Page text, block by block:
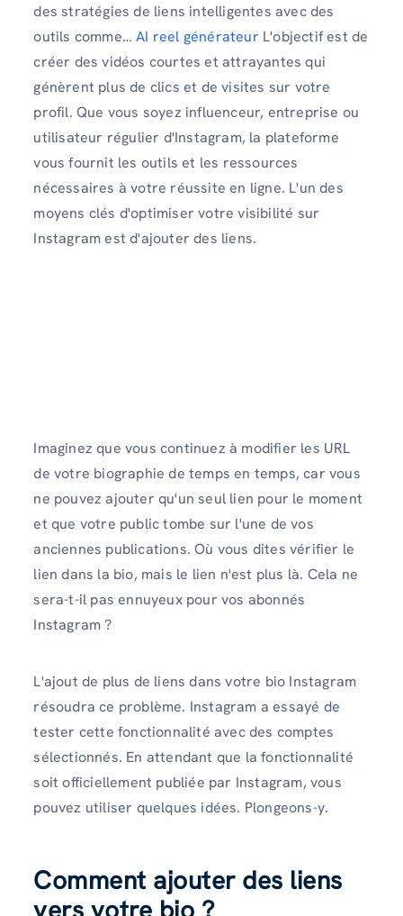
des stratégies de liens intelligentes avec des
outils comme…AI reel générateur L'objectif est de
créer des vidéos courtes et attrayantes qui
génèrent plus de clics et de visites sur votre
profil. Que vous soyez influenceur, entreprise ou
utilisateur régulier d'Instagram, la plateforme
vous fournit les outils et les ressources
nécessaires à votre réussite en ligne. L'un des
moyens clés d'optimiser votre visibilité sur
Instagram est d'ajouter des liens.
Imaginez que vous continuez à modifier les URL
de votre biographie de temps en temps, car vous
ne pouvez ajouter qu'un seul lien pour le moment
et que votre public tombe sur l'une de vos
anciennes publications. Où vous dites vérifier le
lien dans la bio, mais le lien n'est plus là. Cela ne
sera-t-il pas ennuyeux pour vos abonnés
Instagram ?
L'ajout de plus de liens dans votre bio Instagram
résoudra ce problème. Instagram a essayé de
tester cette fonctionnalité avec des comptes
sélectionnés. En attendant que la fonctionnalité
soit officiellement publiée par Instagram, vous
pouvez utiliser quelques idées. Plongeons-y.
Comment ajouter des liens